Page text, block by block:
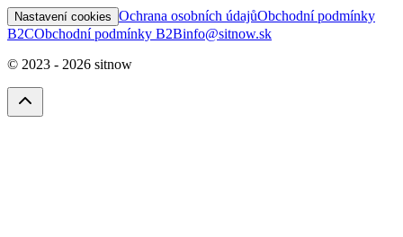
Nastavení cookies Ochrana osobních údajůObchodní podmínky
B2CObchodní podmínky B2Binfo@sitnow.sk
© 2023 - 2026 sitnow